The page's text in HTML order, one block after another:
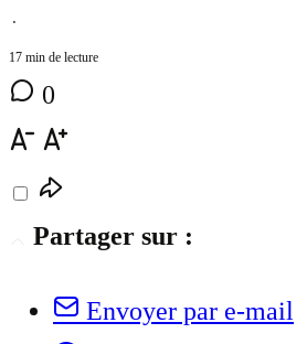
⋅
17 min de lecture
0
Partager sur :
Envoyer par e-mail